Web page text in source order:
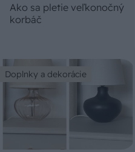
Ako sa pletie veľkonočný
korbáč
Doplnky a dekorácie